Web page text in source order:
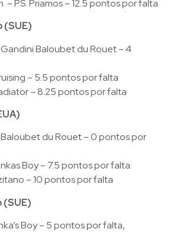
P.S. Priamos – 12.5 pontos por falta
(SUE)
Baloubet du Rouet – 4
– 5.5 pontos por falta
– 8.25 pontos por falta
Baloubet du Rouet – 0 pontos por
Boy – 7.5 pontos por falta
– 10 pontos por falta
(SUE)
Boy – 5 pontos por falta,